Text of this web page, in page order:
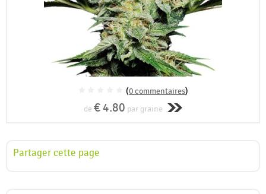
(0 commentaires)
de€ 4.80 par graine
Partager cette page